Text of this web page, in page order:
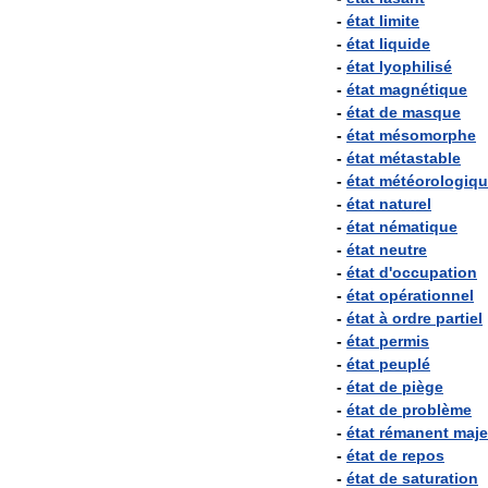
- état limite
- état liquide
- état lyophilisé
- état magnétique
- état de masque
- état mésomorphe
- état métastable
- état
- état naturel
- état nématique
- état neutre
- état d'occupation
- état opérationnel
- état à ordre partiel
- état permis
- état peuplé
- état de piège
- état de problème
- état rémanent
- état de repos
- état de saturation